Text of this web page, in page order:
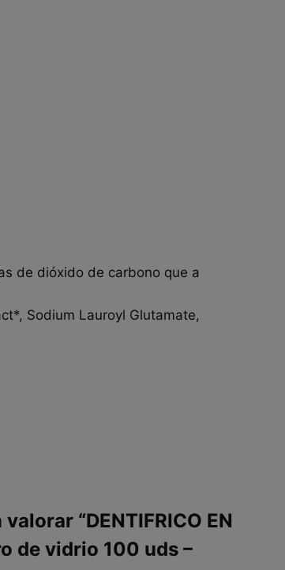
de dióxido de carbono que a
Sodium Lauroyl Glutamate,
“DENTIFRICO EN
de vidrio 100 uds –